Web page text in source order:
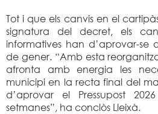
Tot i que els canvis en el
signatura del decret, els
informatives han d’aprovar-se
de gener. “Amb esta
afronta amb energia les
municipi en la recta final del
d’aprovar el Pressupost
setmanes”, ha conclòs Lleixà.